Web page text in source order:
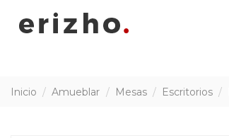
Inicio Amueblar Mesas Escritorios